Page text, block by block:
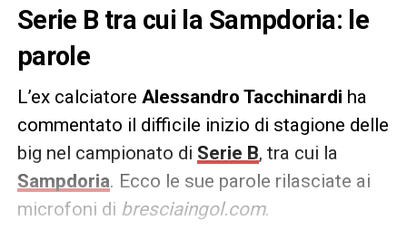
Serie B tra cui la Sampdoria: le
parole
L’ex calciatore Alessandro Tacchinardi ha
commentato il difficile inizio di stagione delle
big nel campionato di Serie B, tra cui la
Sampdoria. Ecco le sue parole rilasciate ai
microfoni di bresciaingol.com.